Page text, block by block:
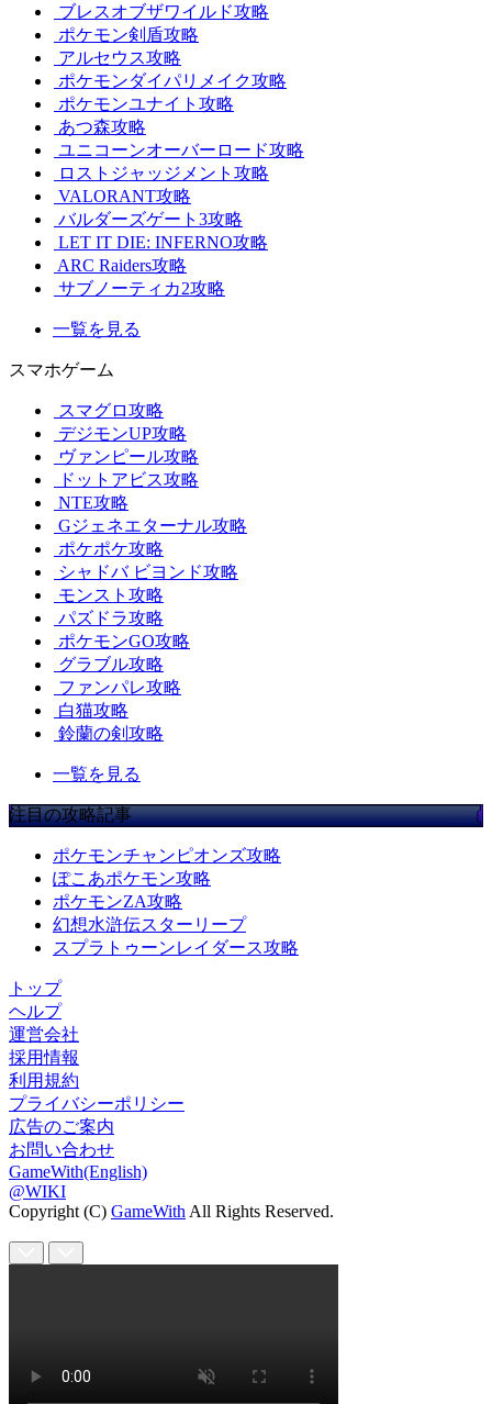
ブレスオブザワイルド攻略
ポケモン剣盾攻略
アルセウス攻略
ポケモンダイパリメイク攻略
ポケモンユナイト攻略
あつ森攻略
ユニコーンオーバーロード攻略
ロストジャッジメント攻略
VALORANT攻略
バルダーズゲート3攻略
LET IT DIE: INFERNO攻略
ARC Raiders攻略
サブノーティカ2攻略
一覧を見る
スマホゲーム
スマグロ攻略
デジモンUP攻略
ヴァンピール攻略
ドットアビス攻略
NTE攻略
Gジェネエターナル攻略
ポケポケ攻略
シャドバ ビヨンド攻略
モンスト攻略
パズドラ攻略
ポケモンGO攻略
グラブル攻略
ファンパレ攻略
白猫攻略
鈴蘭の剣攻略
一覧を見る
注目の攻略記事
ポケモンチャンピオンズ攻略
ぽこあポケモン攻略
ポケモンZA攻略
幻想水滸伝スターリープ
スプラトゥーンレイダース攻略
トップ
ヘルプ
運営会社
採用情報
利用規約
プライバシーポリシー
広告のご案内
お問い合わせ
GameWith(English)
@WIKI
Copyright (C) GameWith All Rights Reserved.